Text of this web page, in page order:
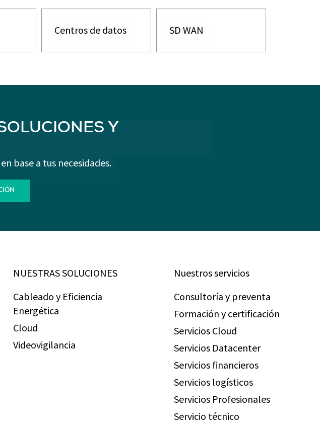
Centros de datos SD WAN
Y
base a tus necesidades.
NUESTRAS SOLUCIONES
Cableado y Eficiencia
Energética
Cloud
Videovigilancia
Nuestros servicios
Consultoría y preventa
Formación y certificación
Servicios Cloud
Servicios Datacenter
Servicios financieros
Servicios logísticos
Servicios Profesionales
Servicio técnico